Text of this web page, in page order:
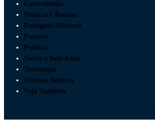
Gastronomia
Músicas e Bandas
Paisagens Mineiras
Passeios
Política
Saúde e Bem-Estar
Tecnologia
Últimas Notícias
Veja Também